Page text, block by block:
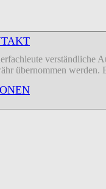
verständliche
übernommen werden.